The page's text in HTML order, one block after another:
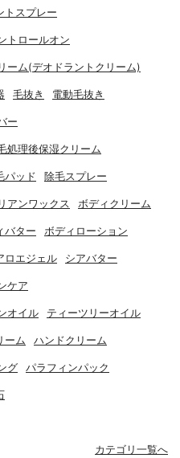
トスプレー
トロールオン
ーム(デオドラントクリーム)
毛抜き 電動毛抜き
ー
処理後保湿クリーム
パッド 除毛スプレー
アンワックス ボディクリーム
バター ボディローション
ロエジェル シアバター
ケア
オイル ティーツリーオイル
ーム ハンドクリーム
グ パラフィンパック
カテゴリ一覧へ